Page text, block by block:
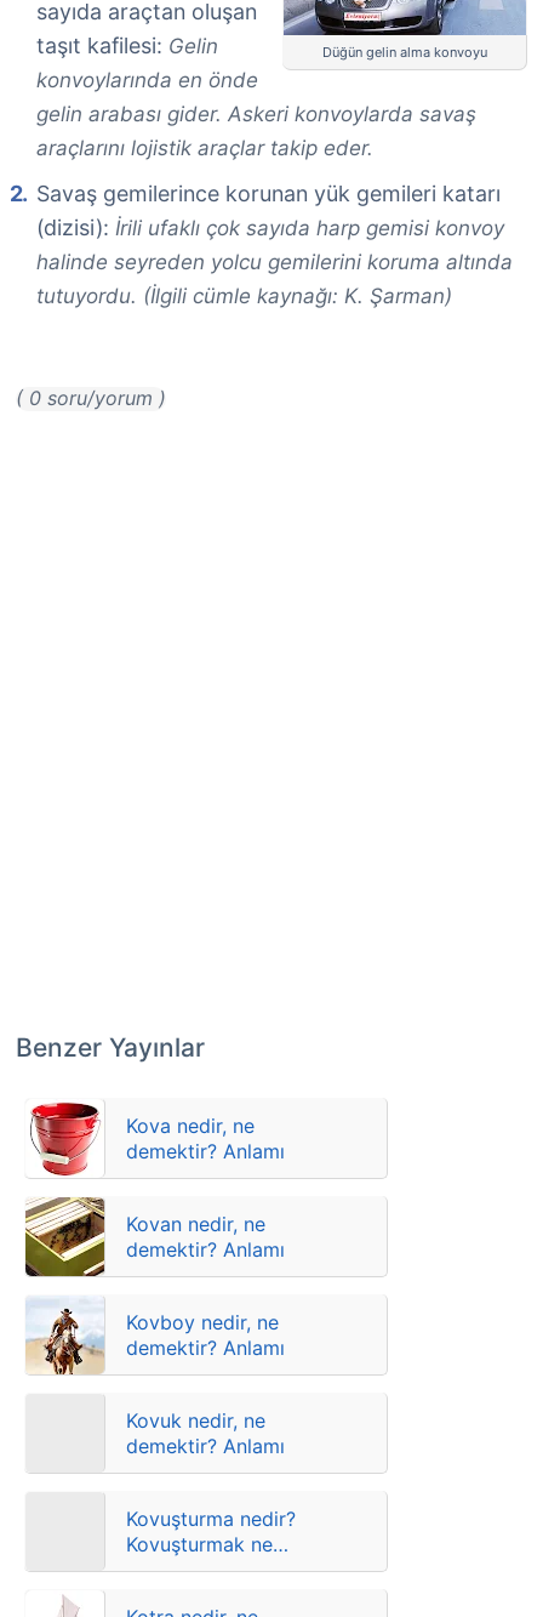
Düğün gelin alma konvoyu
sayıda araçtan oluşan
taşıt kafilesi: Gelin
konvoylarında en önde
gelin arabası gider. Askeri konvoylarda savaş
araçlarını lojistik araçlar takip eder.
Savaş gemilerince korunan yük gemileri katarı
(dizisi): İrili ufaklı çok sayıda harp gemisi konvoy
halinde seyreden yolcu gemilerini koruma altında
tutuyordu. (İlgili cümle kaynağı: K. Şarman)
( 0 soru/yorum )
Benzer Yayınlar
Kova nedir, ne
demektir? Anlamı
Kovan nedir, ne
demektir? Anlamı
Kovboy nedir, ne
demektir? Anlamı
Kovuk nedir, ne
demektir? Anlamı
Kovuşturma nedir?
Kovuşturmak ne
demektir? Anlamları